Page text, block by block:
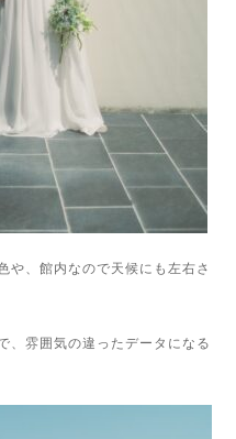
や、館内なので天候にも左右さ
、雰囲気の違ったデータになる